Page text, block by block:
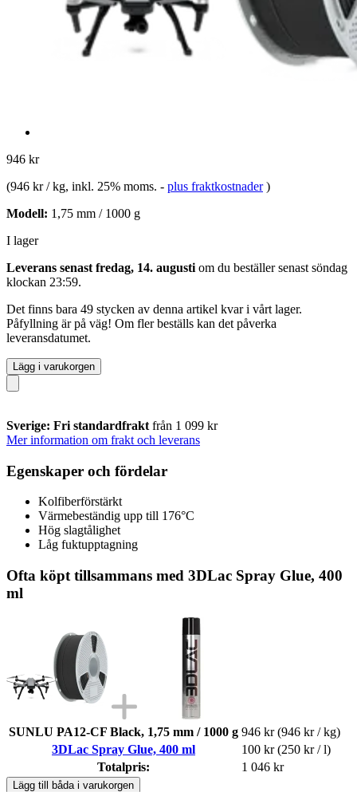
946 kr
(946 kr / kg, inkl. 25% moms. - plus fraktkostnader )
Modell: 1,75 mm / 1000 g
I lager
Leverans senast fredag, 14. augusti om du beställer senast söndag
klockan 23:59.
Det finns bara 49 stycken av denna artikel kvar i vårt lager.
Påfyllning är på väg! Om fler beställs kan det påverka
leveransdatumet.
Lägg i varukorgen
Sverige: Fri standardfrakt från 1 099 kr
Mer information om frakt och leverans
Egenskaper och fördelar
Kolfiberförstärkt
Värmebeständig upp till 176°C
Hög slagtålighet
Låg fuktupptagning
Ofta köpt tillsammans med 3DLac Spray Glue, 400
ml
SUNLU PA12-CF Black, 1,75 mm / 1000 g 946 kr (946 kr / kg)
3DLac Spray Glue, 400 ml
100 kr (250 kr / l)
Totalpris:
1 046 kr
Lägg till båda i varukorgen